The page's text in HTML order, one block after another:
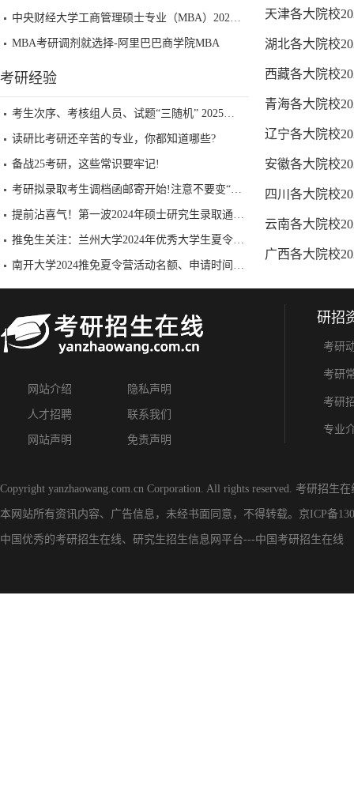
中央财经大学工商管理硕士专业（MBA）2025年调剂批考生复试安排及录取原则
MBA考研调剂就选择-阿里巴巴商学院MBA
考研经验
考生次序、考核组人员、试题“三随机” 2025考研复试还有哪些新特点？
读研比考研还辛苦的专业，你都知道哪些?
备战25考研，这些常识要牢记!
考研拟录取考生调档函邮寄开始!注意不要变“死档”!!
提前沾喜气！第一波2024年硕士研究生录取通知书已到手！
推免生关注：兰州大学2024年优秀大学生夏令营招生公告重磅发布！
南开大学2024推免夏令营活动名额、申请时间一览表已公布
天津各大院校
湖北各大院校
西藏各大院校
青海各大院校
辽宁各大院校
安徽各大院校
四川各大院校
云南各大院校
广西各大院校
网站介绍 隐私声明
人才招聘 联系我们
网站声明 免责声明
研招
考研
考研
考研
专业
Copyright yanzhaowang.com.cn Corporation. All rights reserved. 考研招生在
本网站所有资讯内容、广告信息，未经书面同意，不得转载。 京ICP备
中国优秀的考研招生在线、 研究生招生信息网 平台---中国考研招生在线